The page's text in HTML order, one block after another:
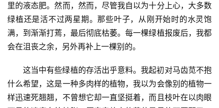
里的液态肥。然而，然而，尽管我自以为十分上心，大多数
绿植还是活不过两星期。那些叶子，从刚开始时的水灵饱
满，到渐渐打蔫，最后彻底枯萎。每一棵绿植报废后，我都
会在沮丧之余，另外再补上一棵别的。
这当中有些绿植的存活出乎意料。我起初对马齿苋不抱
什么希望，这是一种多肉样的植物，我以为会像别的植物一
样迅速死翘翘，不曾想它却一直坚挺着，而且枝叶在以肉眼